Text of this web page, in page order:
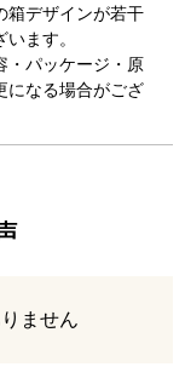
箱デザインが若干
ます。
・パッケージ・原
になる場合がござ
ません